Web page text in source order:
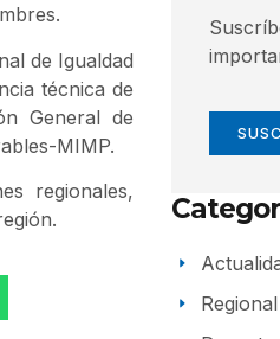
de Igualdad
técnica de
General de
MIMP.
regionales,
Regional